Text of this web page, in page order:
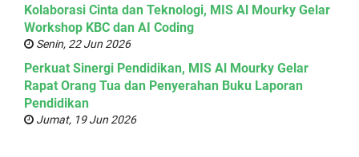
Kolaborasi Cinta dan Teknologi, MIS Al Mourky Gelar
Workshop KBC dan AI Coding
Senin, 22 Jun 2026
Perkuat Sinergi Pendidikan, MIS Al Mourky Gelar
Rapat Orang Tua dan Penyerahan Buku Laporan
Pendidikan
Jumat, 19 Jun 2026